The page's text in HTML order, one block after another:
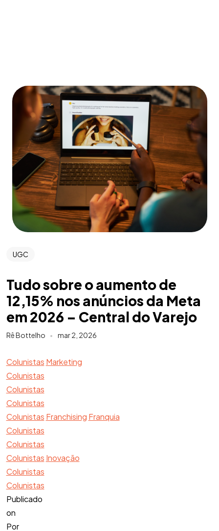
UGC
Tudo sobre o aumento de
12,15% nos anúncios da Meta
em 2026 – Central do Varejo
Rê Bottelho mar 2, 2026
Colunistas Marketing
Colunistas
Colunistas
Colunistas
Colunistas Franchising Franquia
Colunistas
Colunistas
Colunistas Inovação
Colunistas
Colunistas
Publicado
on
Por